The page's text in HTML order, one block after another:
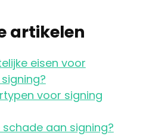
artikelen
eisen voor
voor signing
aan signing?